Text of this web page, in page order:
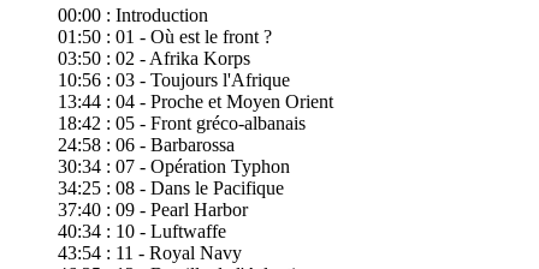
00:00​ : Introduction
01:50 : 01 - Où est le front ?
03:50 : 02 - Afrika Korps
10:56 : 03 - Toujours l'Afrique
13:44 : 04 - Proche et Moyen Orient
18:42 : 05 - Front gréco-albanais
24:58 : 06 - Barbarossa
30:34 : 07 - Opération Typhon
34:25 : 08 - Dans le Pacifique
37:40 : 09 - Pearl Harbor
40:34 : 10 - Luftwaffe
43:54 : 11 - Royal Navy